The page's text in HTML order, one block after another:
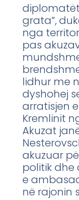
diplomatët
grata”,
nga
pas
lidhur me
dyshohej
arratisjen
Kremlinit
Akuzat
akuzuar
politik dhe
e
në rajonin